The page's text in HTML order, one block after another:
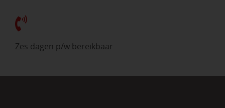
Zes dagen p/w bereikbaar